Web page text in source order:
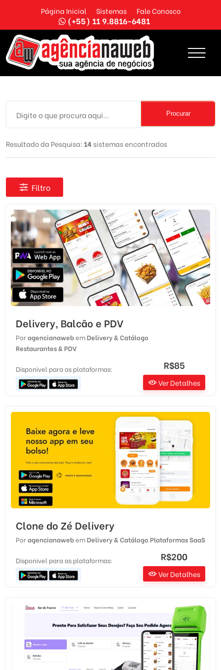
Página Inicial Sistemas Fale Conosco
(+55) 11 9.8816-6481
Procurar
Resultado da Pesquisa: 14 sistemas encontrados
Filtro
Delivery, Balcão e PDV
PoragencianawebemDelivery & Catálogo
Restaurantes & PDV
Disponivel para as plataformas: R$85
Ver Detalhes
Clone do Zé Delivery
PoragencianawebemDelivery & Catálogo Plataformas SaaS
Disponivel para as plataformas: R$200
Ver Detalhes